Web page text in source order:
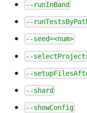
--runInBand
--
--seed=<num>
--
--
--shard
--showConfig